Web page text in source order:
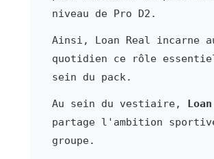
niveau de Pro D2.
Ainsi, Loan Real incarne
quotidien ce rôle
sein du pack.
Au sein du vestiaire,
partage l'ambition
groupe.